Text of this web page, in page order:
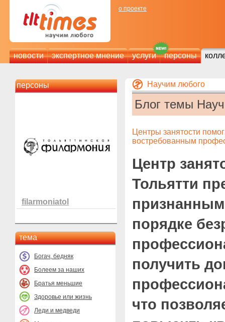
о проекте
новости экспертное мнение услуги персоны
персоны
filarmoniatol
тема
Богач, бедняк
Болеем за наших
Братья меньшие
Здоровье или жизнь
Леди и медведи
Научим любого
Блог темы
Центры занятости
востребованным
Центр
Тольятти
порядке
получить
что